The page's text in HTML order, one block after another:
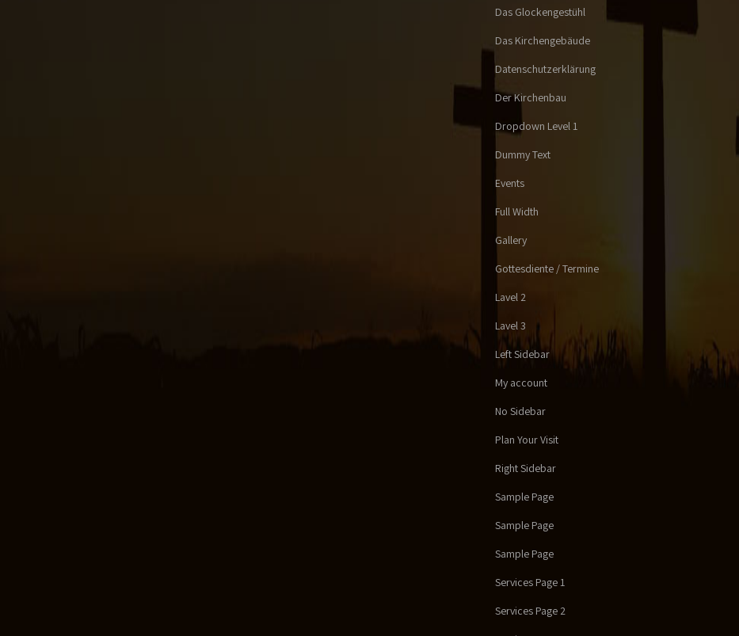
Das Glockengestühl
Das Kirchengebäude
Datenschutzerklärung
Der Kirchenbau
Dropdown Level 1
Dummy Text
Events
Full Width
Gallery
Gottesdiente / Termine
Lavel 2
Lavel 3
Left Sidebar
My account
No Sidebar
Plan Your Visit
Right Sidebar
Sample Page
Sample Page
Sample Page
Services Page 1
Services Page 2